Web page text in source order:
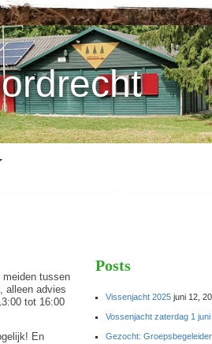
tussen
alleen advies
tot 16:00
En
Posts
Vissenjacht 2025 juni 12,
Vossenjacht zaterdag 1
Gezocht: Groepsbegeleider